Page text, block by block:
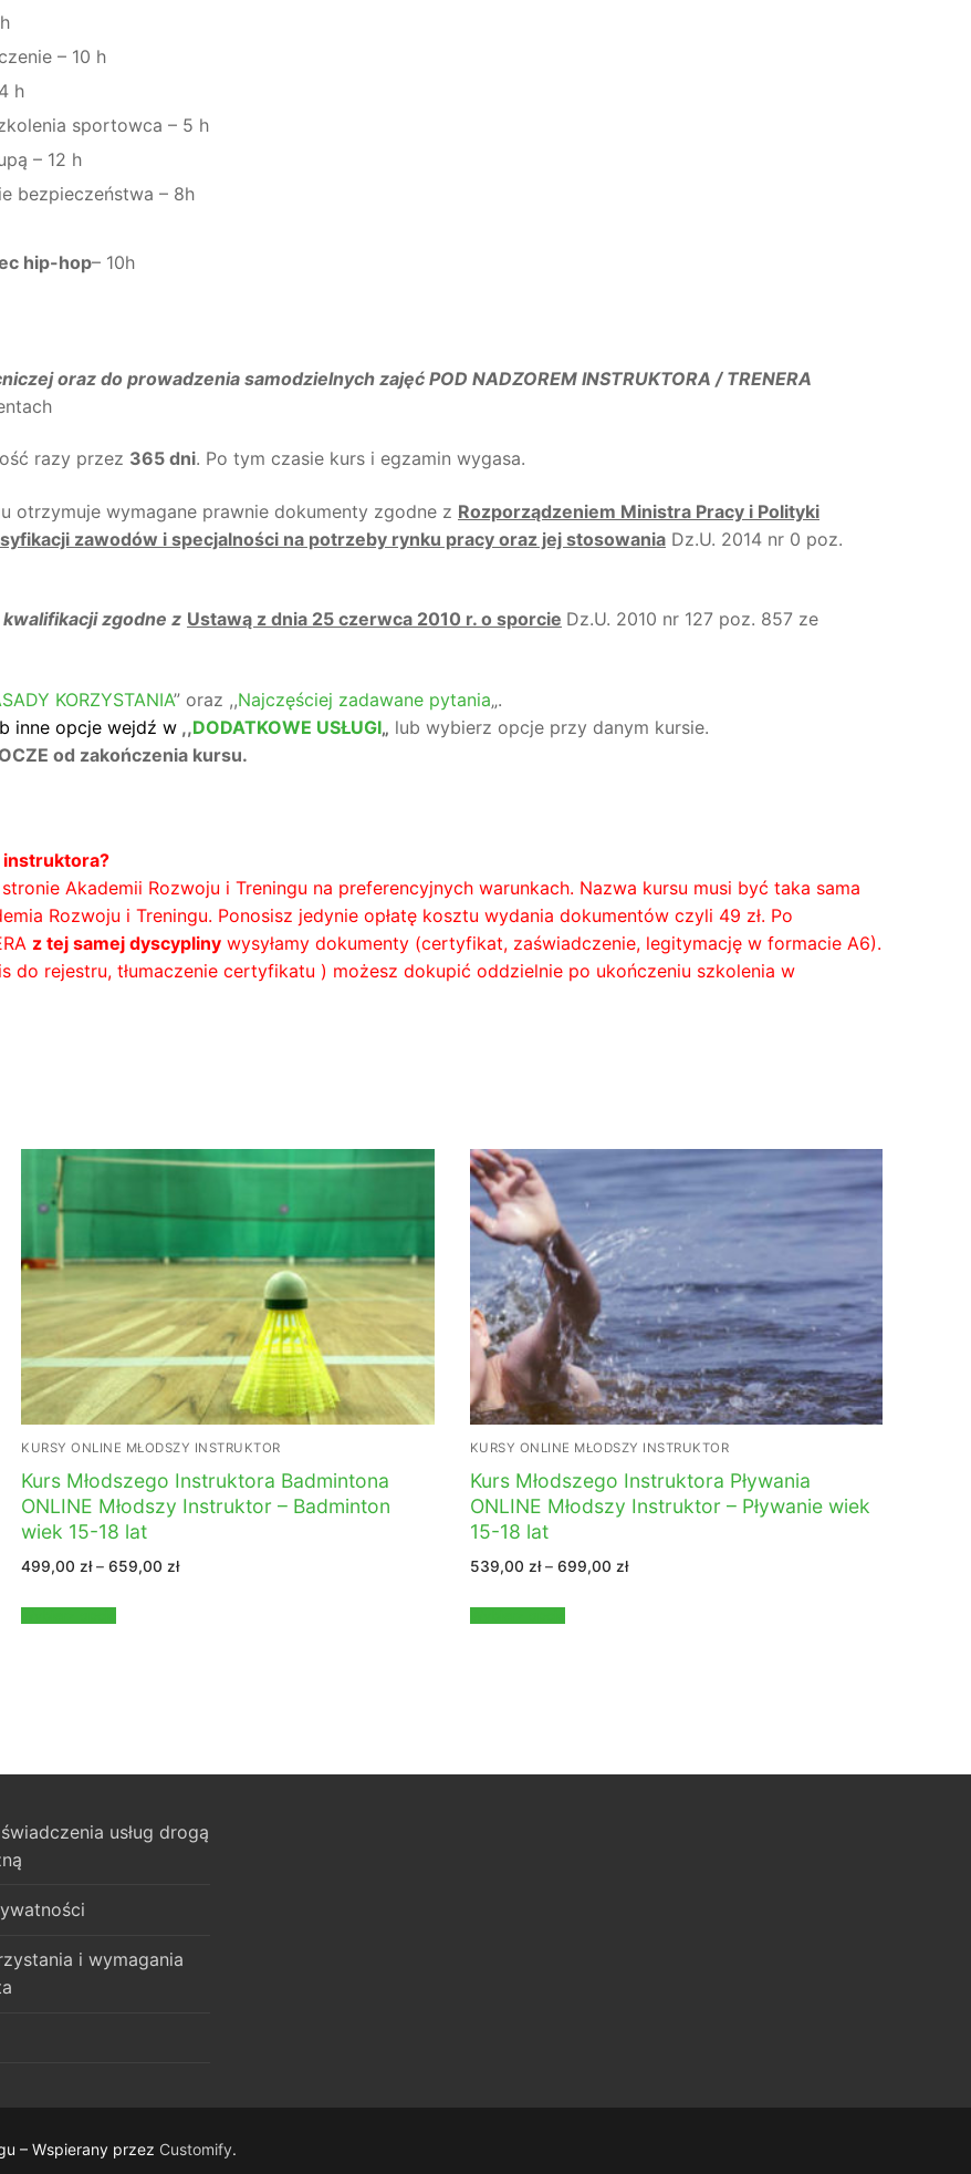
– 10 h
h
sportowca – 5 h
– 12 h
bezpieczeństwa – 8h
hip-hop– 10h
oraz do prowadzenia samodzielnych zajęć POD NADZOREM INSTRUKTORA / TRENERA
razy przez 365 dni. Po tym czasie kurs i egzamin wygasa.
otrzymuje wymagane prawnie dokumenty zgodne z Rozporządzeniem Ministra Pracy i Polityki
zawodów i specjalności na potrzeby rynku pracy oraz jej stosowania Dz.U. 2014 nr 0 poz.
zgodne z Ustawą z dnia 25 czerwca 2010 r. o sporcie Dz.U. 2010 nr 127 poz. 857 ze
KORZYSTANIA” oraz ,,Najczęściej zadawane pytania„.
inne opcje wejdź w ,,DODATKOWE USŁUGI„ lub wybierz opcje przy danym kursie.
od zakończenia kursu.
instruktora?
Akademii Rozwoju i Treningu na preferencyjnych warunkach. Nazwa kursu musi być taka sama
Rozwoju i Treningu. Ponosisz jedynie opłatę kosztu wydania dokumentów czyli 49 zł. Po
z tej samej dyscypliny wysyłamy dokumenty (certyfikat, zaświadczenie, legitymację w formacie A6).
rejestru, tłumaczenie certyfikatu ) możesz dokupić oddzielnie po ukończeniu szkolenia w
KURSY ONLINE MŁODSZY INSTRUKTOR
Kurs Młodszego Instruktora Badmintona
ONLINE Młodszy Instruktor – Badminton
wiek 15-18 lat
499,00zł – 659,00złZakres
KURSY ONLINE MŁODSZY INSTRUKTOR
Kurs Młodszego Instruktora Pływania
ONLINE Młodszy Instruktor – Pływanie wiek
15-18 lat
539,00 zł – 699,00 złZakres
usług drogą
i wymagania
– Wspierany przez Customify.